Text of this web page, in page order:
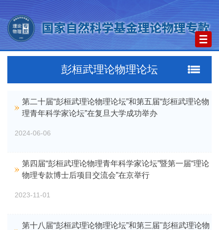
彭桓武理论物理论坛
第二十届“彭桓武理论物理论坛”和第五届“彭桓武理论物
理青年科学家论坛”在复旦大学成功举办
2024-06-06
第四届“彭桓武理论物理青年科学家论坛”暨第一届“理论
物理专款博士后项目交流会”在京举行
2023-11-01
第十八届“彭桓武理论物理论坛”和第三届"彭桓武理论物